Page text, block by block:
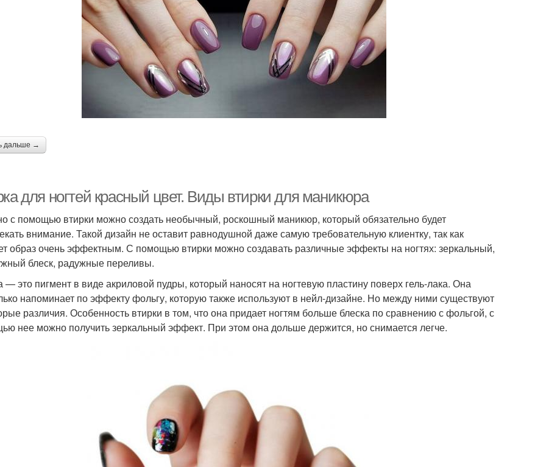
дальше →
для ногтей красный цвет. Виды втирки для маникюра
с помощью втирки можно создать необычный, роскошный маникюр, который обязательно будет
внимание. Такой дизайн не оставит равнодушной даже самую требовательную клиентку, так как
образ очень эффектным. С помощью втирки можно создавать различные эффекты на ногтях: зеркальный,
блеск, радужные переливы.
— это пигмент в виде акриловой пудры, который наносят на ногтевую пластину поверх гель-лака. Она
напоминает по эффекту фольгу, которую также используют в нейл-дизайне. Но между ними существуют
различия. Особенность втирки в том, что она придает ногтям больше блеска по сравнению с фольгой, с
нее можно получить зеркальный эффект. При этом она дольше держится, но снимается легче.